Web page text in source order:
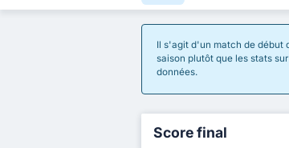
Il s'agit d'un match de début
saison plutôt que les stats
données.
Score final